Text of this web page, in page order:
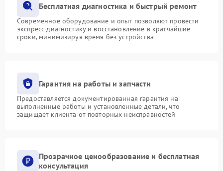
Бесплатная диагностика и быстрый ремонт
Современное оборудование и опыт позволяют провести
экспресс-диагностику и восстановление в кратчайшие
сроки, минимизируя время без устройства
Гарантия на работы и запчасти
Предоставляется документированная гарантия на
выполненные работы и установленные детали, что
защищает клиента от повторных неисправностей
Прозрачное ценообразование и бесплатная
консультация